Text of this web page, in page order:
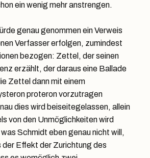
ein wenig mehr anstrengen.
genau genommen ein Verweis
Verfasser erfolgen, zumindest
bezogen: Zettel, der seinen
erzählt, der daraus eine Ballade
Zettel dann mit einem
proteron vorzutragen
dies wird beiseitegelassen, allein
von den Unmöglichkeiten wird
Schmidt eben genau nicht will,
der Effekt der Zurichtung des